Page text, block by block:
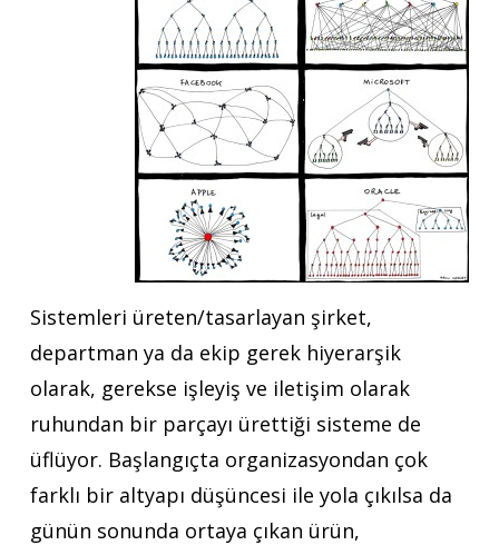
Sistemleri üreten/tasarlayan şirket,
departman ya da ekip gerek hiyerarşik
olarak, gerekse işleyiş ve iletişim olarak
ruhundan bir parçayı ürettiği sisteme de
üflüyor. Başlangıçta organizasyondan çok
farklı bir altyapı düşüncesi ile yola çıkılsa da
günün sonunda ortaya çıkan ürün,